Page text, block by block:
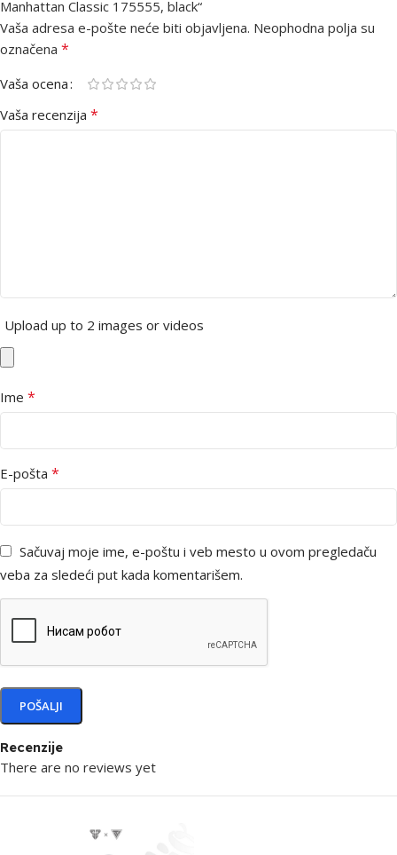
Recenzije
There are no reviews yet
Manhattan Classic 175555, black“
Vaša adresa e-pošte neće biti objavljena. Neophodna polja su
označena *
Vaša ocena
Vaša recenzija *
Upload up to 2 images or videos
Ime *
E-pošta *
Sačuvaj moje ime, e-poštu i veb mesto u ovom pregledaču
veba za sledeći put kada komentarišem.